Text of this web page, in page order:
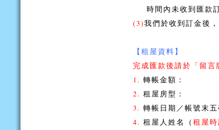
時間內未收到匯款訂
(3)我們於收到訂金後
【租屋資料】
完成匯款後請於「留
1. 轉帳金額：
2. 租屋房型：
3. 轉帳日期／帳號末
4. 租屋人姓名（ 租屋